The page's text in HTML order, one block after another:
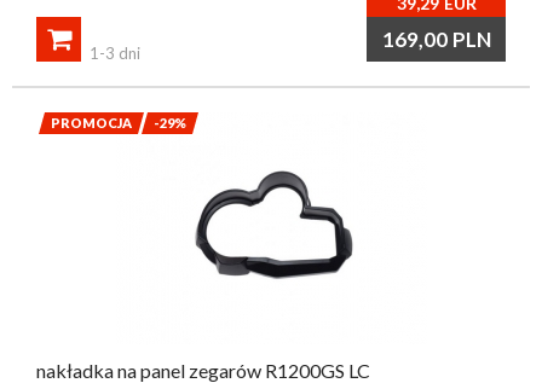
169,00 PLN

1-3 dni
PROMOCJA -29%
nakładka na panel zegarów R1200GS LC